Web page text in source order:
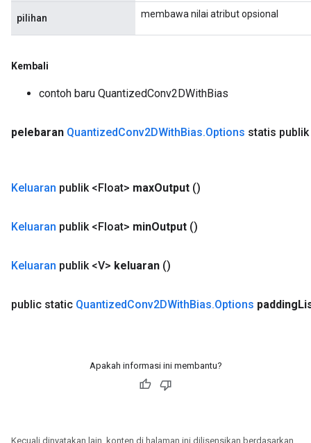
pilihan membawa nilai atribut opsional
Kembali
contoh baru QuantizedConv2DWithBias
pelebaran QuantizedConv2DWithBias.Options statis publik
Keluaran publik <Float> maxOutput ()
Keluaran publik <Float> minOutput ()
Keluaran publik <V> keluaran ()
public static QuantizedConv2DWithBias.Options padding
Apakah informasi ini membantu?
Kecuali dinyatakan lain, konten di halaman ini dilisensikan berdasarkan